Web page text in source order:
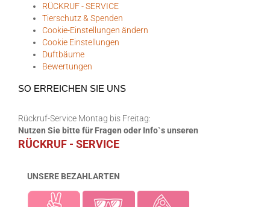
RÜCKRUF - SERVICE
Tierschutz & Spenden
Cookie-Einstellungen ändern
Cookie Einstellungen
Duftbäume
Bewertungen
SO ERREICHEN SIE UNS
Rückruf-Service Montag bis Freitag:
Nutzen Sie bitte für Fragen oder Info`s unseren
RÜCKRUF - SERVICE
UNSERE BEZAHLARTEN